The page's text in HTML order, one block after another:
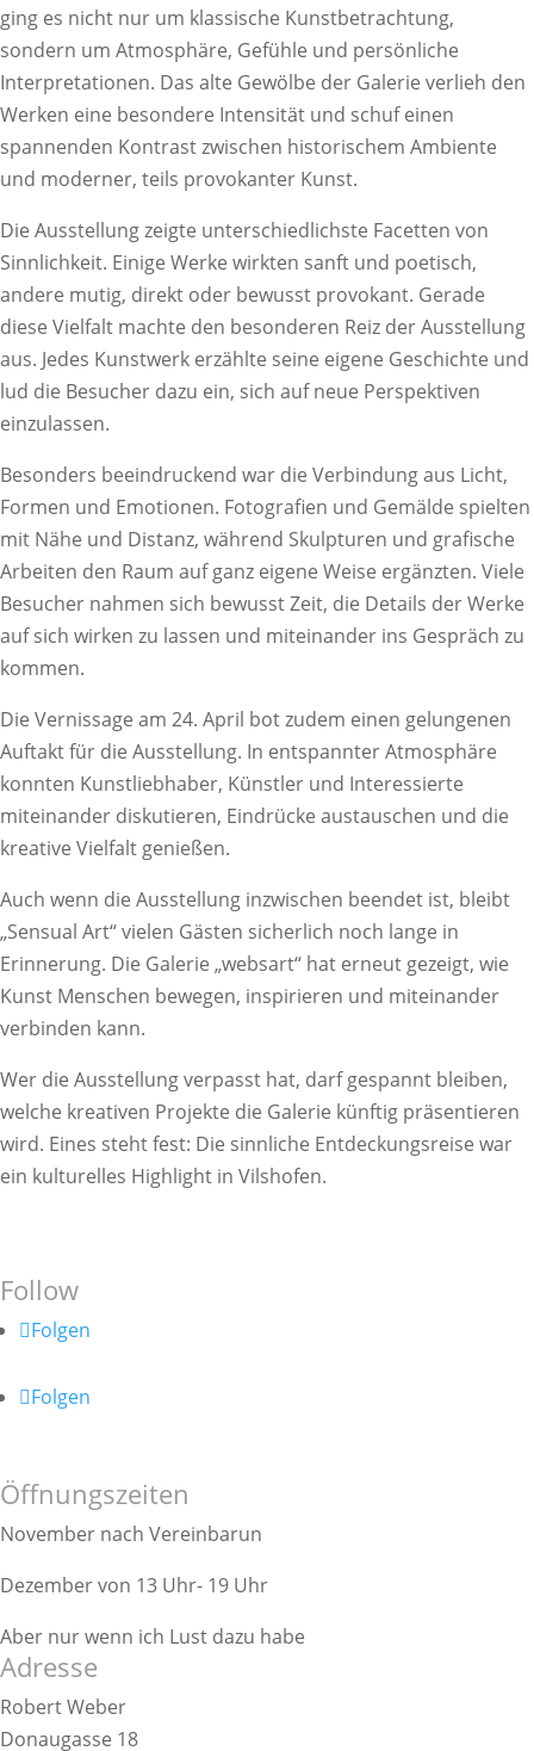
ging es nicht nur um klassische Kunstbetrachtung,
sondern um Atmosphäre, Gefühle und persönliche
Interpretationen. Das alte Gewölbe der Galerie verlieh den
Werken eine besondere Intensität und schuf einen
spannenden Kontrast zwischen historischem Ambiente
und moderner, teils provokanter Kunst.
Die Ausstellung zeigte unterschiedlichste Facetten von
Sinnlichkeit. Einige Werke wirkten sanft und poetisch,
andere mutig, direkt oder bewusst provokant. Gerade
diese Vielfalt machte den besonderen Reiz der Ausstellung
aus. Jedes Kunstwerk erzählte seine eigene Geschichte und
lud die Besucher dazu ein, sich auf neue Perspektiven
einzulassen.
Besonders beeindruckend war die Verbindung aus Licht,
Formen und Emotionen. Fotografien und Gemälde spielten
mit Nähe und Distanz, während Skulpturen und grafische
Arbeiten den Raum auf ganz eigene Weise ergänzten. Viele
Besucher nahmen sich bewusst Zeit, die Details der Werke
auf sich wirken zu lassen und miteinander ins Gespräch zu
kommen.
Die Vernissage am 24. April bot zudem einen gelungenen
Auftakt für die Ausstellung. In entspannter Atmosphäre
konnten Kunstliebhaber, Künstler und Interessierte
miteinander diskutieren, Eindrücke austauschen und die
kreative Vielfalt genießen.
Auch wenn die Ausstellung inzwischen beendet ist, bleibt
„Sensual Art“ vielen Gästen sicherlich noch lange in
Erinnerung. Die Galerie „websart“ hat erneut gezeigt, wie
Kunst Menschen bewegen, inspirieren und miteinander
verbinden kann.
Wer die Ausstellung verpasst hat, darf gespannt bleiben,
welche kreativen Projekte die Galerie künftig präsentieren
wird. Eines steht fest: Die sinnliche Entdeckungsreise war
ein kulturelles Highlight in Vilshofen.
Follow
Folgen
Folgen
Öffnungszeiten
November nach Vereinbarun
Dezember von 13 Uhr- 19 Uhr
Aber nur wenn ich Lust dazu habe
Adresse
Robert Weber
Donaugasse 18